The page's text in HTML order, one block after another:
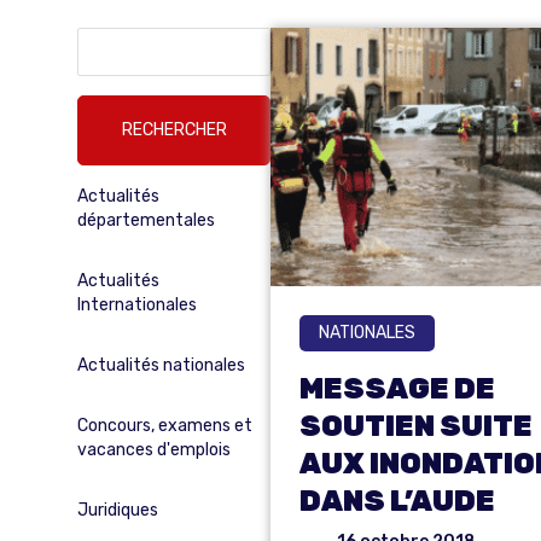
Actualités
départementales
Actualités
Internationales
Actualités nationales
Concours, examens et
vacances d'emplois
Juridiques
NATIONALES
MESSAGE DE
SOUTIEN SUITE
AUX
DANS L’AUDE